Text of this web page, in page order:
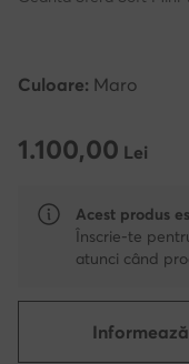
Culoare: Maro
1.100,00 Lei
1.100,00 Lei
Acest produs
Înscrie-te
atunci când